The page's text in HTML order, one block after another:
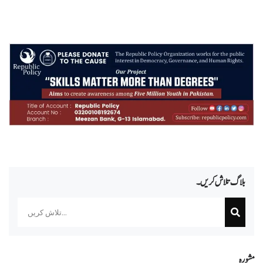
بلاگ تلاش کریں۔
مشورہ